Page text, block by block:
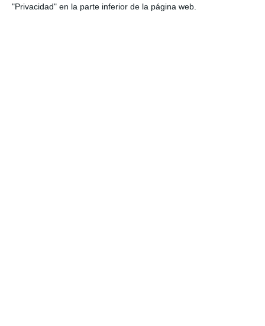
"Privacidad" en la parte inferior de la página web.
Generali dispara un 51,4% el beneficio operativo del negocio de